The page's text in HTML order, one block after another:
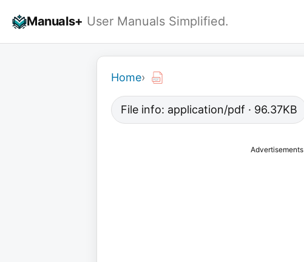
Manuals+ User Manuals Simplified.
Home›
File info: application/pdf · 96.37KB
Advertisements